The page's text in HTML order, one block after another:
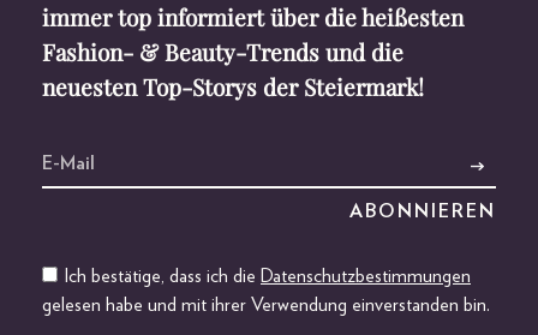
immer top informiert über die heißesten
Fashion- & Beauty-Trends und die
neuesten Top-Storys der Steiermark!
Ich bestätige, dass ich die Datenschutzbestimmungen
gelesen habe und mit ihrer Verwendung einverstanden bin.